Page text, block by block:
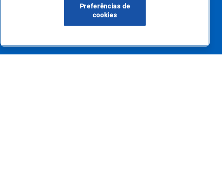
atendimentosebraepr@pr.sebrae.com.br
Preferências de
cookies